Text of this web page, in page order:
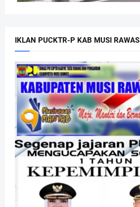
IKLAN PUCKTR-P KAB MUSI RAWAS